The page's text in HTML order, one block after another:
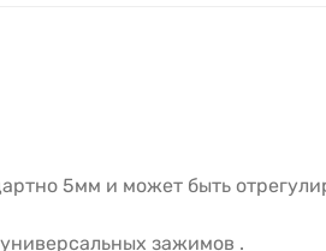
5мм и может быть
зажимов .